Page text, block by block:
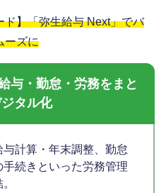
ド】「弥生給与 Next」でバ
ーズに
与・勤怠・労務をまと
タル化
計算・年末調整、勤怠
続きといった労務管理